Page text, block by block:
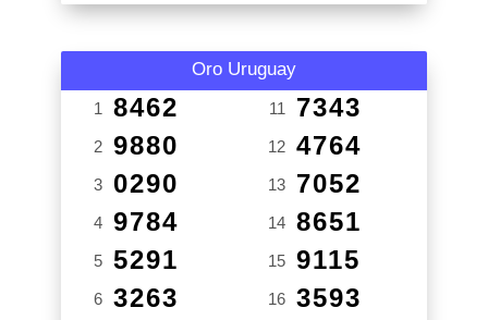
Oro Uruguay
1 8462
2 9880
3 0290
4 9784
5 5291
6 3263
11 7343
12 4764
13 7052
14 8651
15 9115
16 3593